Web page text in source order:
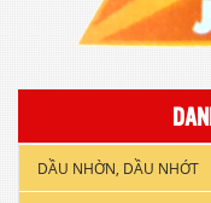
DẦU NHỜN, DẦU NHỚT